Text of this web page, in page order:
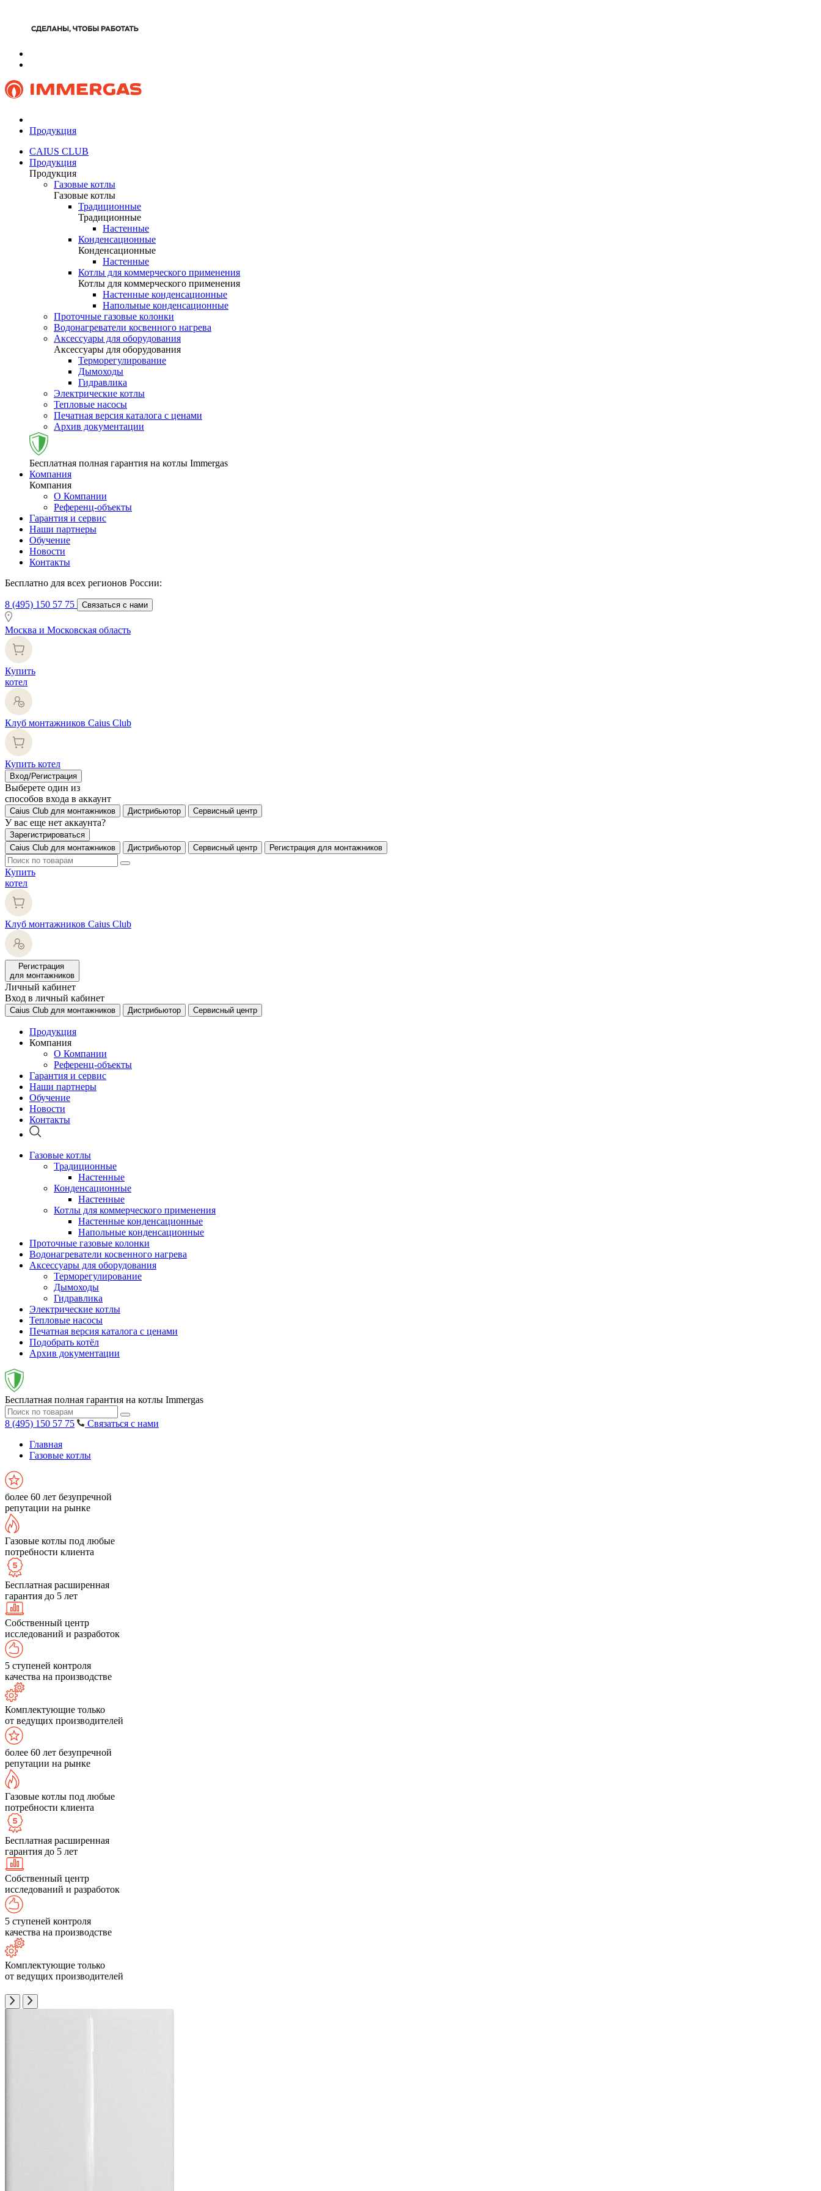
Продукция
CAIUS CLUB
Продукция
Продукция
Газовые котлы
Газовые котлы
Традиционные
Традиционные
Настенные
Конденсационные
Конденсационные
Настенные
Котлы для коммерческого применения
Котлы для коммерческого применения
Настенные конденсационные
Напольные конденсационные
Проточные газовые колонки
Водонагреватели косвенного нагрева
Аксессуары для оборудования
Аксессуары для оборудования
Терморегулирование
Дымоходы
Гидравлика
Электрические котлы
Тепловые насосы
Печатная версия каталога с ценами
Архив документации
Бесплатная полная гарантия на котлы Immergas
Компания
Компания
О Компании
Референц-объекты
Гарантия и сервис
Наши партнеры
Обучение
Новости
Контакты
Бесплатно для всех регионов России:
8 (495) 150 57 75 Связаться с нами
Москва и Московская область
Купить
котел
Клуб монтажников Caius Club
Купить котел
Вход/Регистрация
Выберете один из
способов входа в аккаунт
Caius Club для монтажников Дистрибьютор Сервисный центр
У вас еще нет аккаунта?
Зарегистрироваться
Caius Club для монтажников
Дистрибьютор Сервисный центр Регистрация для монтажников
Купить
котел
Клуб монтажников Caius Club
Регистрация
для монтажников
Личный кабинет
Вход в личный кабинет
Caius Club для монтажников Дистрибьютор Сервисный центр
Продукция
Компания
О Компании
Референц-объекты
Гарантия и сервис
Наши партнеры
Обучение
Новости
Контакты
Газовые котлы
Традиционные
Настенные
Конденсационные
Настенные
Котлы для коммерческого применения
Настенные конденсационные
Напольные конденсационные
Проточные газовые колонки
Водонагреватели косвенного нагрева
Аксессуары для оборудования
Терморегулирование
Дымоходы
Гидравлика
Электрические котлы
Тепловые насосы
Печатная версия каталога с ценами
Подобрать котёл
Архив документации
Бесплатная полная гарантия на котлы Immergas
8 (495) 150 57 75
Связаться с нами
Главная
Газовые котлы
более 60 лет безупречной
репутации на рынке
Газовые котлы под любые
потребности клиента
Бесплатная расширенная
гарантия до 5 лет
Собственный центр
исследований и разработок
5 ступеней контроля
качества на производстве
Комплектующие только
от ведущих производителей
более 60 лет безупречной
репутации на рынке
Газовые котлы под любые
потребности клиента
Бесплатная расширенная
гарантия до 5 лет
Собственный центр
исследований и разработок
5 ступеней контроля
качества на производстве
Комплектующие только
от ведущих производителей